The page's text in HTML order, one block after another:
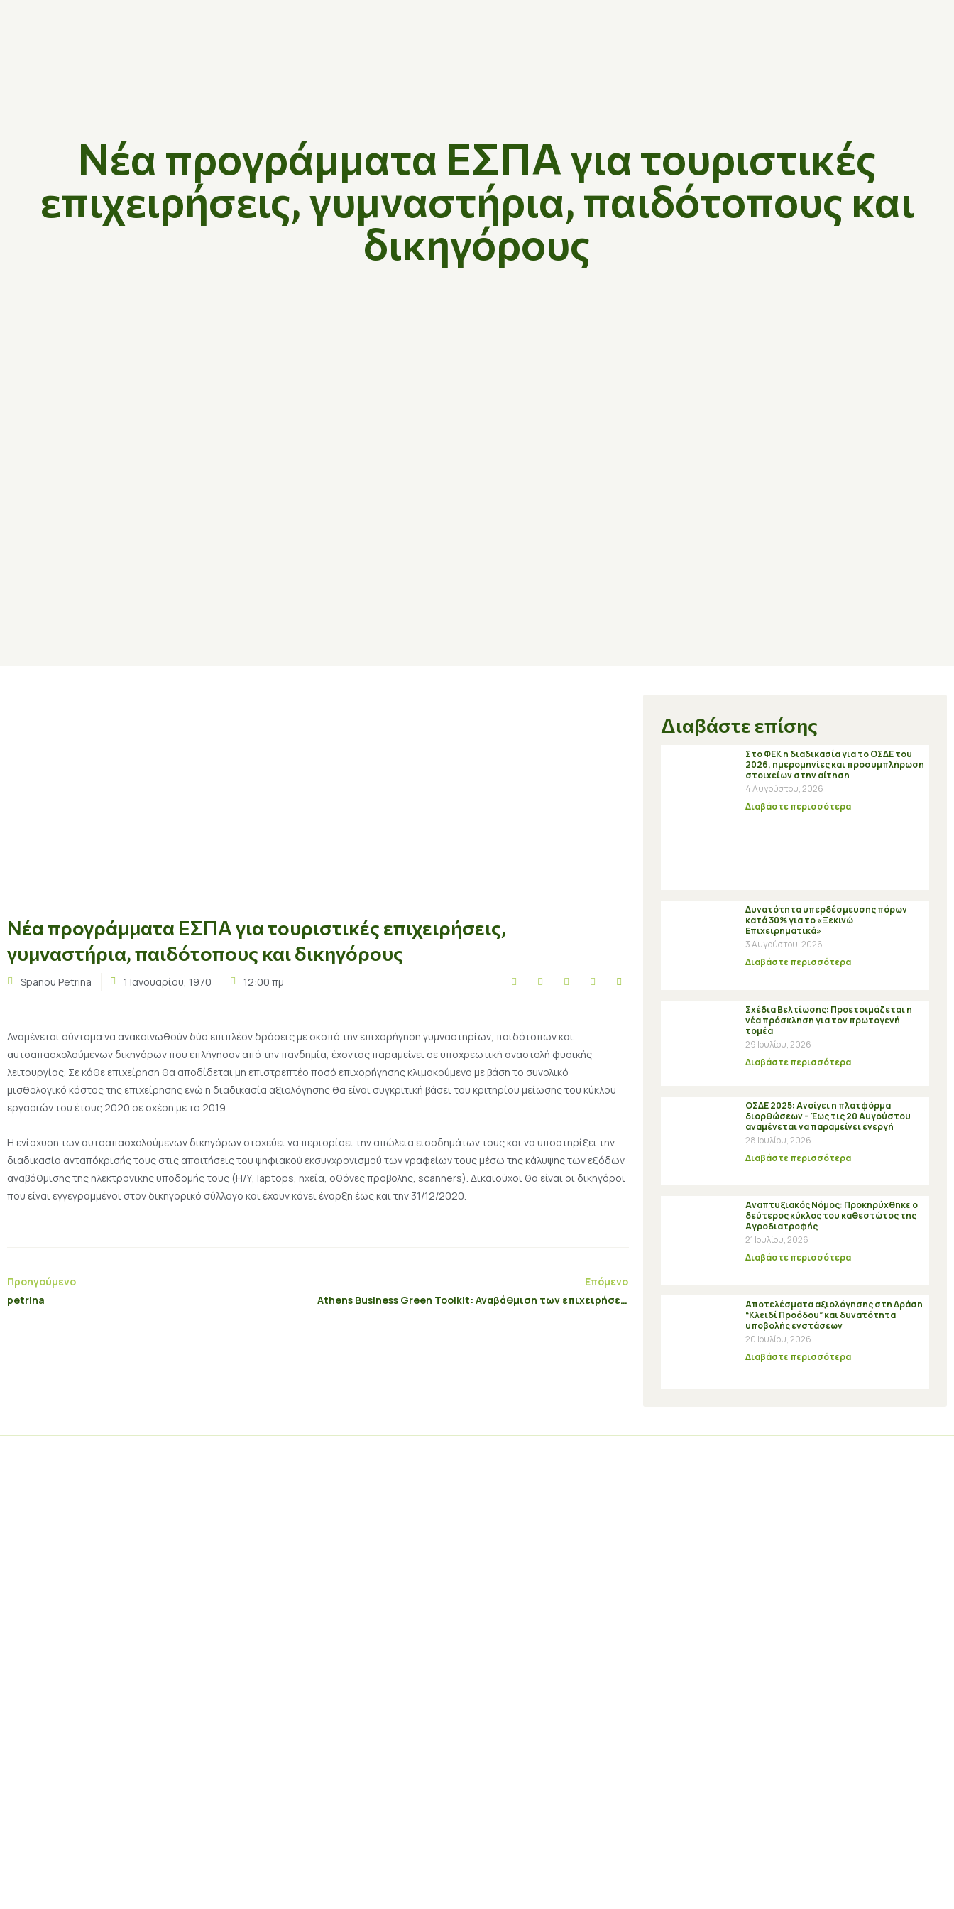
Νέα προγράμματα ΕΣΠΑ για τουριστικές
επιχειρήσεις, γυμναστήρια, παιδότοπους και
δικηγόρους
Νέα προγράμματα ΕΣΠΑ για τουριστικές επιχειρήσεις,
γυμναστήρια, παιδότοπους και δικηγόρους
Spanou Petrina 1 Ιανουαρίου, 1970 12:00 πμ
Αναμένεται σύντομα να ανακοινωθούν δύο επιπλέον δράσεις με σκοπό την επιχορήγηση γυμναστηρίων, παιδότοπων και
αυτοαπασχολούμενων δικηγόρων που επλήγησαν από την πανδημία, έχοντας παραμείνει σε υποχρεωτική αναστολή φυσικής
λειτουργίας. Σε κάθε επιχείρηση θα αποδίδεται μη επιστρεπτέο ποσό επιχορήγησης κλιμακούμενο με βάση το συνολικό
μισθολογικό κόστος της επιχείρησης ενώ η διαδικασία αξιολόγησης θα είναι συγκριτική βάσει του κριτηρίου μείωσης του κύκλου
εργασιών του έτους 2020 σε σχέση με το 2019.
Η ενίσχυση των αυτοαπασχολούμενων δικηγόρων στοχεύει να περιορίσει την απώλεια εισοδημάτων τους και να υποστηρίξει την
διαδικασία ανταπόκρισής τους στις απαιτήσεις του ψηφιακού εκσυγχρονισμού των γραφείων τους μέσω της κάλυψης των εξόδων
αναβάθμισης της ηλεκτρονικής υποδομής τους (Η/Υ, laptops, ηχεία, οθόνες προβολής, scanners). Δικαιούχοι θα είναι οι δικηγόροι
που είναι εγγεγραμμένοι στον δικηγορικό σύλλογο και έχουν κάνει έναρξη έως και την 31/12/2020.
Προηγούμενο
petrina
Επόμενο
Athens Business Green Toolkit: Αναβάθμιση των επιχειρήσεων στο Ιστορικό Κέντρο της Αθήνας.
Διαβάστε επίσης
Στο ΦΕΚ η διαδικασία για το ΟΣΔΕ του
2026, ημερομηνίες και προσυμπλήρωση
στοιχείων στην αίτηση
4 Αυγούστου, 2026
Διαβάστε περισσότερα
Δυνατότητα υπερδέσμευσης πόρων
κατά 30% για το «Ξεκινώ
Επιχειρηματικά»
3 Αυγούστου, 2026
Διαβάστε περισσότερα
Σχέδια Βελτίωσης: Προετοιμάζεται η
νέα πρόσκληση για τον πρωτογενή
τομέα
29 Ιουλίου, 2026
Διαβάστε περισσότερα
ΟΣΔΕ 2025: Ανοίγει η πλατφόρμα
διορθώσεων – Έως τις 20 Αυγούστου
αναμένεται να παραμείνει ενεργή
28 Ιουλίου, 2026
Διαβάστε περισσότερα
Αναπτυξιακός Νόμος: Προκηρύχθηκε ο
δεύτερος κύκλος του καθεστώτος της
Αγροδιατροφής
21 Ιουλίου, 2026
Διαβάστε περισσότερα
Αποτελέσματα αξιολόγησης στη Δράση
“Κλειδί Προόδου” και δυνατότητα
υποβολής ενστάσεων
20 Ιουλίου, 2026
Διαβάστε περισσότερα